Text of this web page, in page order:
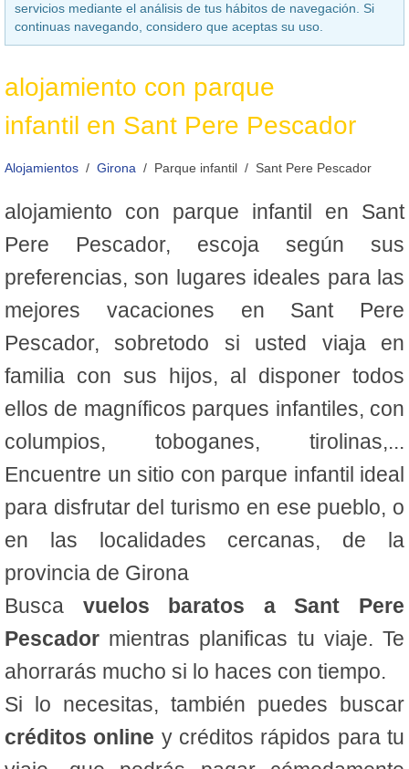
servicios mediante el análisis de tus hábitos de navegación. Si
continuas navegando, considero que aceptas su uso.
alojamiento con parque
infantil en Sant Pere Pescador
Alojamientos Girona Parque infantil Sant Pere Pescador
alojamiento con parque infantil en Sant
Pere Pescador, escoja según sus
preferencias, son lugares ideales para las
mejores vacaciones en Sant Pere
Pescador, sobretodo si usted viaja en
familia con sus hijos, al disponer todos
ellos de magníficos parques infantiles, con
columpios, toboganes, tirolinas,...
Encuentre un sitio con parque infantil ideal
para disfrutar del turismo en ese pueblo, o
en las localidades cercanas, de la
provincia de Girona
Busca vuelos baratos a Sant Pere
Pescador mientras planificas tu viaje. Te
ahorrarás mucho si lo haces con tiempo.
Si lo necesitas, también puedes buscar
créditos online y créditos rápidos para tu